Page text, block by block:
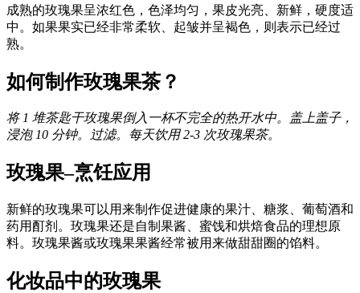
成熟的玫瑰果呈浓红色，色泽均匀，果皮光亮、新鲜，硬度适
中。如果果实已经非常柔软、起皱并呈褐色，则表示已经过
熟。
如何制作玫瑰果茶？
将 1 堆茶匙干玫瑰果倒入一杯不完全的热开水中。盖上盖子，
浸泡 10 分钟。过滤。每天饮用 2-3 次玫瑰果茶。
玫瑰果–烹饪应用
新鲜的玫瑰果可以用来制作促进健康的果汁、糖浆、葡萄酒和
药用酊剂。玫瑰果还是自制果酱、蜜饯和烘焙食品的理想原
料。玫瑰果酱或玫瑰果果酱经常被用来做甜甜圈的馅料。
化妆品中的玫瑰果